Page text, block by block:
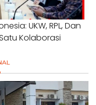
UKW, RPL, Dan
Kolaborasi
#SWIJABAR